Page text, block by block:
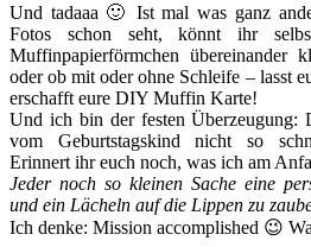
Und tadaaa 🙂 Ist mal was ganz
Fotos schon seht, könnt ihr
Muffinpapierförmchen übereinander
oder ob mit oder ohne Schleife – lasst
erschafft eure DIY Muffin Karte!
Und ich bin der festen Überzeugung:
vom Geburtstagskind nicht so
Erinnert ihr euch noch, was ich am
Jeder noch so kleinen Sache eine
und ein Lächeln auf die Lippen zu
Ich denke: Mission accomplished 😉